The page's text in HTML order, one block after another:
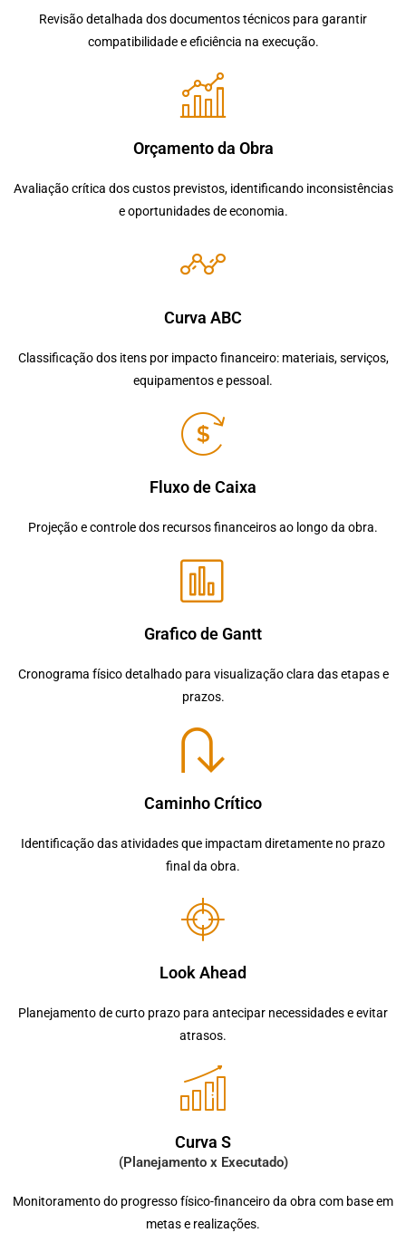
Revisão detalhada dos documentos técnicos para garantir
compatibilidade e eficiência na execução.
Orçamento da Obra
Avaliação crítica dos custos previstos, identificando inconsistências
e oportunidades de economia.
Curva ABC
Classificação dos itens por impacto financeiro: materiais, serviços,
equipamentos e pessoal.
Fluxo de Caixa
Projeção e controle dos recursos financeiros ao longo da obra.
Grafico de Gantt
Cronograma físico detalhado para visualização clara das etapas e
prazos.
Caminho Crítico
Identificação das atividades que impactam diretamente no prazo
final da obra.
Look Ahead
Planejamento de curto prazo para antecipar necessidades e evitar
atrasos.
Curva S
(Planejamento x Executado)
Monitoramento do progresso físico-financeiro da obra com base em
metas e realizações.